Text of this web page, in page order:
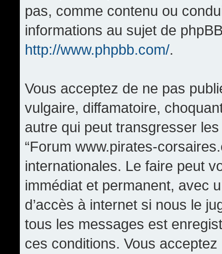
pas, comme contenu ou
informations au sujet de
http://www.phpbb.com/.
Vous acceptez de ne pas
vulgaire, diffamatoire,
autre qui peut transgresser
“Forum www.pirates-
internationales. Le faire peut
immédiat et permanent, avec
d’accès à internet si nous le
tous les messages est
ces conditions. Vous